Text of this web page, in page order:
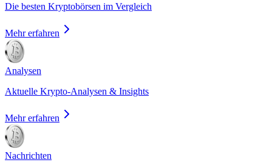
Die besten Kryptobörsen im Vergleich
Mehr erfahren
Analysen
Aktuelle Krypto-Analysen & Insights
Mehr erfahren
Nachrichten